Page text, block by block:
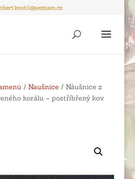
/ Naušnice / Náušnice z
korálu – postříbřený kov